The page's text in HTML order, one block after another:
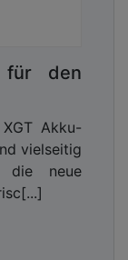
für den
Akku-
vielseitig
die neue